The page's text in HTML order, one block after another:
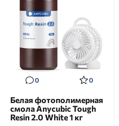
0 0
Белая фотополимерная
смола Anycubic Tough
Resin 2.0 White 1 кг